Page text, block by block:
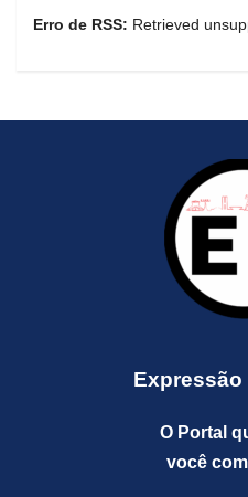
Erro de RSS: Retrieved
O Portal
você